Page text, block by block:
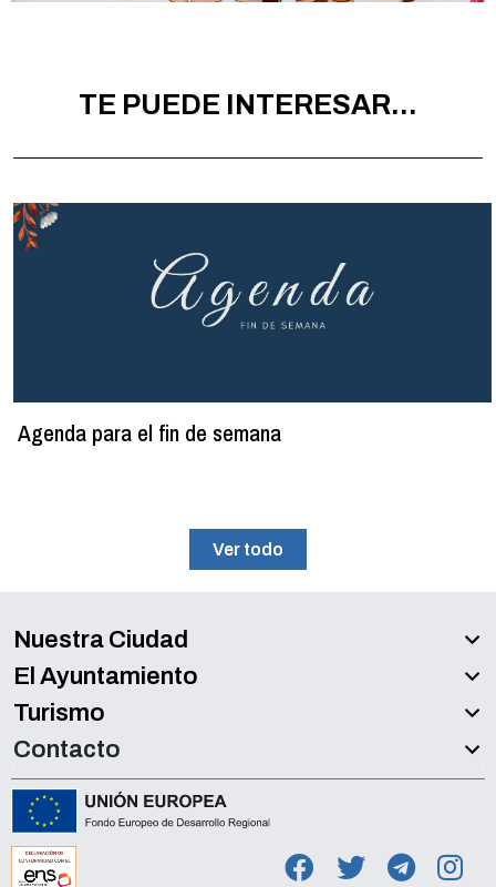
TE PUEDE INTERESAR...
Agenda para el fin de semana
Ver todo
Nuestra Ciudad
El Ayuntamiento
Turismo
Contacto